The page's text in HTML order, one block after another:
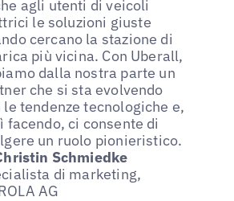
agli utenti di veicoli
le soluzioni giuste
cercano la stazione di
più vicina. Con Uberall,
dalla nostra parte un
che si sta evolvendo
le tendenze tecnologiche e,
facendo, ci consente di
un ruolo pionieristico.
Schmiedke
di marketing,
AG